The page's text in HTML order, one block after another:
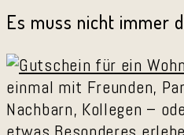
Es muss nicht immer
einmal mit Freunden,
Nachbarn, Kollegen –